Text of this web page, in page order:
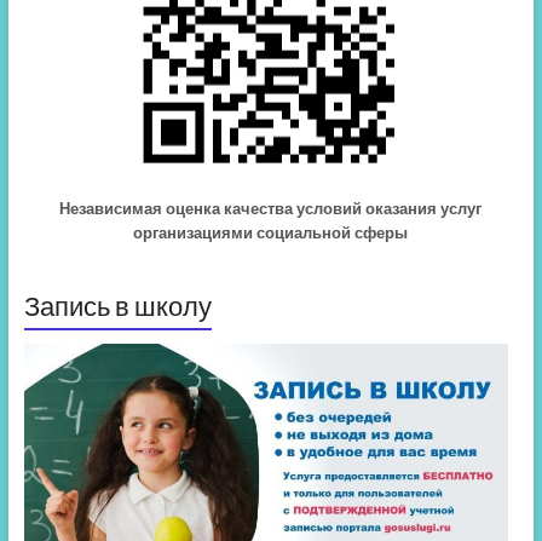
Независимая оценка качества условий оказания услуг
организациями социальной сферы
Запись в школу